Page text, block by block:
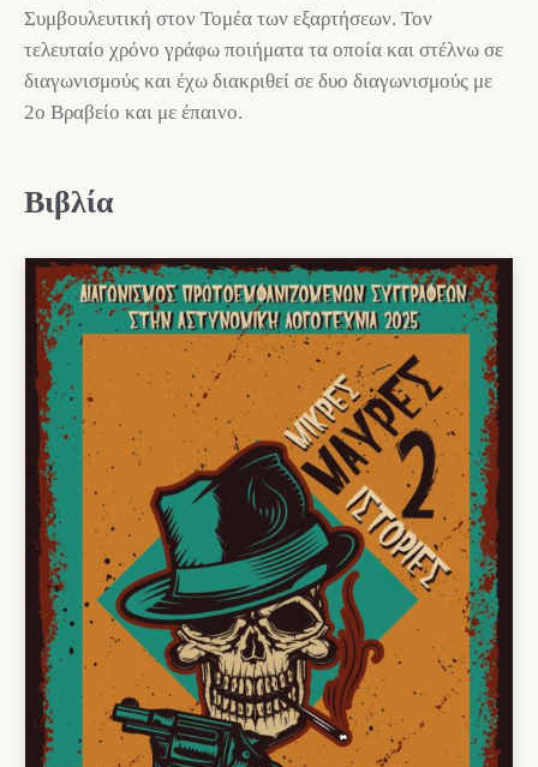
Συμβουλευτική στον Τομέα των εξαρτήσεων. Τον
τελευταίο χρόνο γράφω ποιήματα τα οποία και στέλνω σε
διαγωνισμούς και έχω διακριθεί σε δυο διαγωνισμούς με
2ο Βραβείο και με έπαινο.
Βιβλία